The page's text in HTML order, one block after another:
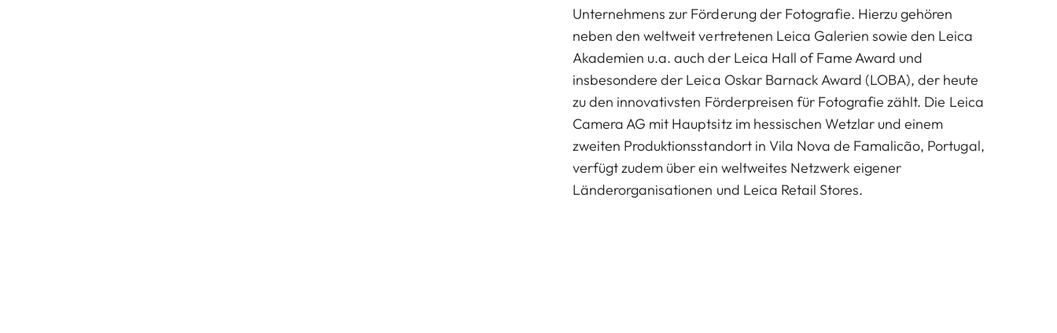
Unternehmens zur Förderung der Fotografie. Hierzu gehören
neben den weltweit vertretenen Leica Galerien sowie den Leica
Akademien u.a. auch der Leica Hall of Fame Award und
insbesondere der Leica Oskar Barnack Award (LOBA), der heute
zu den innovativsten Förderpreisen für Fotografie zählt. Die Leica
Camera AG mit Hauptsitz im hessischen Wetzlar und einem
zweiten Produktionsstandort in Vila Nova de Famalicão, Portugal,
verfügt zudem über ein weltweites Netzwerk eigener
Länderorganisationen und Leica Retail Stores.